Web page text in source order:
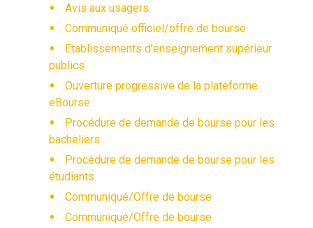
Avis aux usagers
Communiqué officiel/offre de bourse
Etablissements d’enseignement supérieur
publics
Ouverture progressive de la plateforme
eBourse
Procédure de demande de bourse pour les
bacheliers
Procédure de demande de bourse pour les
étudiants
Communiqué/Offre de bourse
Communiqué/Offre de bourse